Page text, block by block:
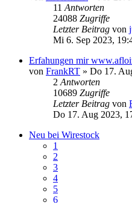
11 Antworten
24088 Zugriffe
Letzter Beitrag von
Mi 6. Sep 2023,
Erfahungen mir
von FrankRT » Do 17.
2 Antworten
10689 Zugriffe
Letzter Beitrag von
Do 17. Aug 2023,
Neu bei Wirestock
1
2
3
4
5
6